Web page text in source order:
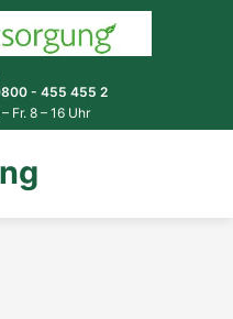
- 455 455 2
Fr. 8 – 16 Uhr